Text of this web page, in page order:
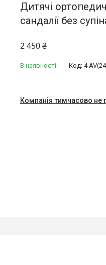
Дитячі
сандалії без
2 450 ₴
В наявності Код: 4
Компанія тимчасово не